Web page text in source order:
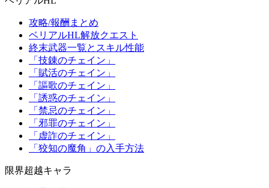
攻略/報酬まとめ
ベリアルHL解放クエスト
終末武器一覧とスキル性能
「技錬のチェイン」
「賦活のチェイン」
「謳歌のチェイン」
「誘惑のチェイン」
「禁忌のチェイン」
「邪罪のチェイン」
「虚詐のチェイン」
「狡知の魔角」の入手方法
限界超越キャラ